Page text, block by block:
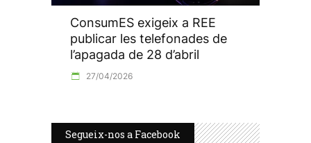
ConsumES exigeix a REE
publicar les telefonades de
l’apagada de 28 d’abril
27/04/2026
Segueix-nos a Facebook